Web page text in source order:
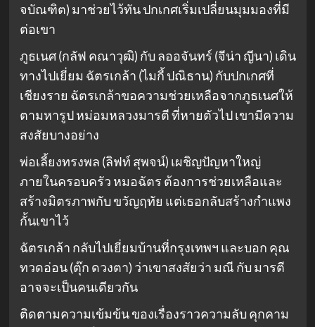
จบัณฑิต) มาช่วยไว้ทัน ปกเกศเริ่มเปลี่ยนมุมมองที่มี
ต่อเขา
ภูธเนศ (กลัฟ คณาวุฒิ) กับ ลออจันทร์ (จีน่า ญีนา) เดิน
ทางไปเยี่ยม ฉัตรเกล้า (ไมกี้ ปณิธาน) กับปกเกศที่
เชียงราย ฉัตรเกล้าขอความช่วยเหลือจากภูธเนศให้
ตามหารูป หม่อมหลวงมารตี ที่หายตัวไป เขามีความ
สงสัยบางอย่าง
พ่อเลี้ยงทรงพล (ลิฟท์ สุพจน์) เผชิญปัญหาใหญ่
ภายในครอบครัว หมอฉัตร ต้องการช่วยเหลือและ
สร้างมิตรภาพกับ ขวัญฤทัย แต่เธอกลับสร้างกำแพง
กั้นเขาไว้
ฉัตรเกล้า กลับไปเยี่ยมบ้านที่กรุงเทพฯ และบอก คุณ
ทวดอ่อน (ตุ๊ก ดวงตา) ว่าเขาสงสัยว่า มณี กับ มารตี
อาจจะเป็นคนเดียวกัน
ติดตามความเข้มข้น ของเรื่องราวความลับ คุกคาม